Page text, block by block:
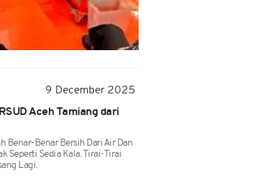
9 December 2025
Aceh Tamiang dari
Benar-Benar Bersih Dari Air Dan
Seperti Sedia Kala. Tirai-Tirai
Lagi.